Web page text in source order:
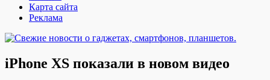
Карта сайта
Реклама
iPhone XS показали в новом видео